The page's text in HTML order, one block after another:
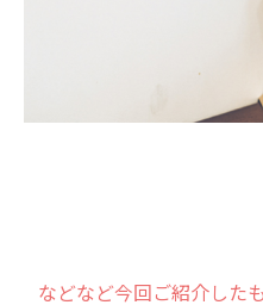
などなど今回ご紹介した